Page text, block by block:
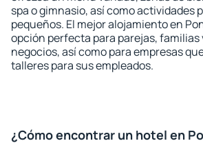
spa o gimnasio, así como actividades
pequeños. El mejor alojamiento en
opción perfecta para parejas, familias
negocios, así como para empresas
talleres para sus empleados.
¿Cómo encontrar un hotel en